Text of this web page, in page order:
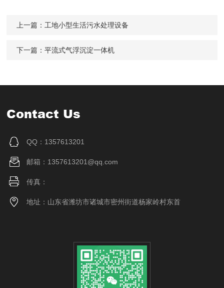
上一篇： 工地小型生活污水处理设备
下一篇：平流式气浮沉淀一体机
Contact Us
QQ：1357613201
邮箱：1357613201@qq.com
传真：
地址：山东省潍坊市诸城市密州街道杨家岭村东首